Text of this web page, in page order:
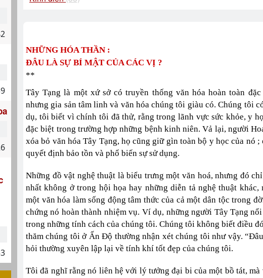
NHỮNG HÓA THẦN :
ĐÂU LÀ SỰ BÍ MẬT CỦA CÁC VỊ ?
**
Tây Tạng là một xứ sở có truyền thống văn hóa hoàn toàn
nhưng gia sản tâm linh và văn hóa chúng tôi giàu có. Chúng tôi
dụ, tôi biết vì chính tôi đã thử, rằng trong lãnh vực sức khỏe, y
đặc biệt trong trường hợp những bệnh kinh niên. Vả lại, người
xóa bỏ văn hóa Tây Tạng, họ cũng giữ gìn toàn bộ y học của nó
quyết định bảo tồn và phổ biến sự sử dụng.
Những đồ vật nghệ thuật là biểu trưng một văn hoá, nhưng đó
nhất không ở trong hội họa hay những diễn tả nghệ thuật
một văn hóa làm sống động tâm thức của cả một dân tộc trong
chứng nó hoàn thành nhiệm vụ. Ví dụ, những người Tây Tạng
trong những tính cách của chúng tôi. Chúng tôi không biết điều
thăm chúng tôi ở Ấn Độ thường nhận xét chúng tôi như vậy.
hỏi thường xuyên lập lại về tính khí tốt đẹp của chúng tôi.
Tôi đã nghĩ rằng nó liên hệ với lý tưởng đại bi của một bồ tát, mà